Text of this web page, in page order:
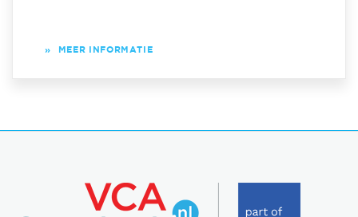
» MEER INFORMATIE